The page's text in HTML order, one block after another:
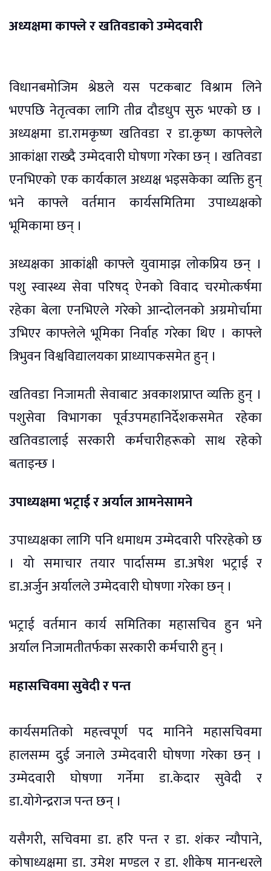
अध्यक्षमा काफ्ले र खतिवडाको उम्मेदवारी
विधानबमोजिम श्रेष्ठले यस पटकबाट विश्राम लिने
भएपछि नेतृत्वका लागि तीव्र दौडधुप सुरु भएको छ ।
अध्यक्षमा डा.रामकृष्ण खतिवडा र डा.कृष्ण काफ्लेले
आकांक्षा राख्दै उम्मेदवारी घोषणा गरेका छन् । खतिवडा
एनभिएको एक कार्यकाल अध्यक्ष भइसकेका व्यक्ति हुन्
भने काफ्ले वर्तमान कार्यसमितिमा उपाध्यक्षको
भूमिकामा छन् ।
अध्यक्षका आकांक्षी काफ्ले युवामाझ लोकप्रिय छन् ।
पशु स्वास्थ्य सेवा परिषद् ऐनको विवाद चरमोत्कर्षमा
रहेका बेला एनभिएले गरेको आन्दोलनको अग्रमोर्चामा
उभिएर काफ्लेले भूमिका निर्वाह गरेका थिए । काफ्ले
त्रिभुवन विश्वविद्यालयका प्राध्यापकसमेत हुन् ।
खतिवडा निजामती सेवाबाट अवकाशप्राप्त व्यक्ति हुन् ।
पशुसेवा विभागका पूर्वउपमहानिर्देशकसमेत रहेका
खतिवडालाई सरकारी कर्मचारीहरूको साथ रहेको
बताइन्छ ।
उपाध्यक्षमा भट्राई र अर्याल आमनेसामने
उपाध्यक्षका लागि पनि धमाधम उम्मेदवारी परिरहेको छ
। यो समाचार तयार पार्दासम्म डा.अषेश भट्राई र
डा.अर्जुन अर्यालले उम्मेदवारी घोषणा गरेका छन् ।
भट्राई वर्तमान कार्य समितिका महासचिव हुन भने
अर्याल निजामतीतर्फका सरकारी कर्मचारी हुन् ।
महासचिवमा सुवेदी र पन्त
कार्यसमतिको महत्त्वपूर्ण पद मानिने महासचिवमा
हालसम्म दुई जनाले उम्मेदवारी घोषणा गरेका छन् ।
उम्मेदवारी घोषणा गर्नेमा डा.केदार सुवेदी र
डा.योगेन्द्रराज पन्त छन् ।
यसैगरी, सचिवमा डा. हरि पन्त र डा. शंकर न्यौपाने,
कोषाध्यक्षमा डा. उमेश मण्डल र डा. शीकेष मानन्धरले